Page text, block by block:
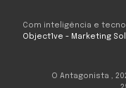
Com inteligência e
Object1ve - Marketing
O Antagonista ,